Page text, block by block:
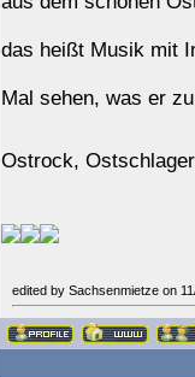
das heißt Musik mit
Mal sehen, was er
Ostrock,
edited by Sachsenmietze on